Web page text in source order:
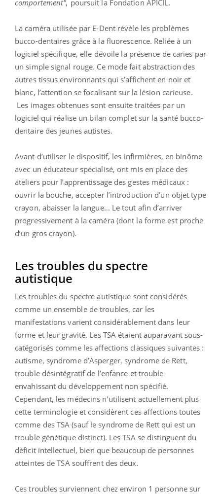
comportement", poursuit la Fondation APICIL.
La caméra utilisée par E-Dent révèle les problèmes
bucco-dentaires grâce à la fluorescence. Reliée à un
logiciel spécifique, elle dévoile la présence de caries par
un simple signal rouge. Ce mode fait abstraction des
autres tissus environnants qui s’affichent en noir et
blanc, l’attention se focalisant sur la lésion carieuse.
Les images obtenues sont ensuite traitées par un
logiciel qui réalise un bilan complet sur la santé bucco-
dentaire des jeunes autistes.
Avant d’utiliser le dispositif, les infirmières, en binôme
avec un éducateur spécialisé, ont mis en place des
ateliers pour l’apprentissage des gestes médicaux :
ouvrir la bouche, accepter l’introduction d’un objet type
crayon, abaisser la langue… Le tout afin d’arriver
progressivement à la caméra (dont la forme est proche
d’un gros crayon).
Les troubles du spectre
autistique
Les troubles du spectre autistique sont considérés
comme un ensemble de troubles, car les
manifestations varient considérablement dans leur
forme et leur gravité. Les TSA étaient auparavant sous-
catégorisés comme les affections classiques suivantes :
autisme, syndrome d’Asperger, syndrome de Rett,
trouble désintégratif de l’enfance et trouble
envahissant du développement non spécifié.
Cependant, les médecins n’utilisent actuellement plus
cette terminologie et considèrent ces affections toutes
comme des TSA (sauf le syndrome de Rett qui est un
trouble génétique distinct). Les TSA se distinguent du
déficit intellectuel, bien que beaucoup de personnes
atteintes de TSA souffrent des deux.
Ces troubles surviennent chez environ 1 personne sur